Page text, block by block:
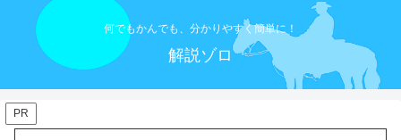
何でもかんでも、分かりやすく簡単に！
解説ゾロ
PR